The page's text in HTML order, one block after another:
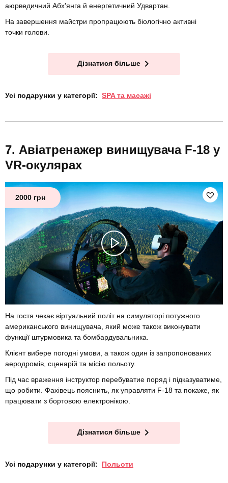
аюрведичний Абх'янга й енергетичний Удвартан.
На завершення майстри пропрацюють біологічно активні
точки голови.
Дізнатися більше
Усі подарунки у категорії: SPA та масажі
Авіатренажер винищувача F-18 у
VR-окулярах
2000 грн
На гостя чекає віртуальний політ на симуляторі потужного
американського винищувача, який може також виконувати
функції штурмовика та бомбардувальника.
Клієнт вибере погодні умови, а також один із запропонованих
аеродромів, сценарій та місію польоту.
Під час враження інструктор перебуватие поряд і підказуватиме,
що робити. Фахівець пояснить, як управляти F-18 та покаже, як
працювати з бортовою електронікою.
Дізнатися більше
Усі подарунки у категорії: Польоти